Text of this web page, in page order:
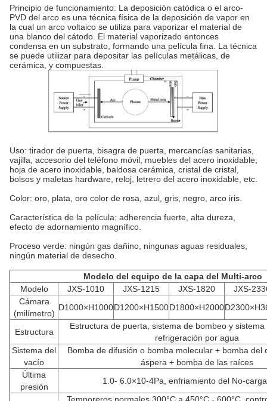
Principio de funcionamiento: La deposición catódica o el arco-
PVD del arco es una técnica física de la deposición de vapor en
la cual un arco voltaico se utiliza para vaporizar el material de
una blanco del cátodo. El material vaporizado entonces
condensa en un substrato, formando una película fina. La técnica
se puede utilizar para depositar las películas metálicas, de
cerámica, y compuestas.
Uso: tirador de puerta, bisagra de puerta, mercancías sanitarias,
vajilla, accesorio del teléfono móvil, muebles del acero inoxidable,
hoja de acero inoxidable, baldosa cerámica, cristal de cristal,
bolsos y maletas hardware, reloj, letrero del acero inoxidable, etc.
Color: oro, plata, oro color de rosa, azul, gris, negro, arco iris.
Característica de la película: adherencia fuerte, alta dureza,
efecto de adornamiento magnífico.
Proceso verde: ningún gas dañino, ningunas aguas residuales,
ningún material de desecho.
Modelo del equipo de la capa del Multi-arco
Modelo
JXS-1010 JXS-1215 JXS-1820
JXS-
Cámara
(milímetro)
D1000×H1000D1200×H1500D1800×H2000
Estructura
Estructura de puerta, sistema de bombeo y
refrigeración por agua
Sistema del
vacío
Bomba de difusión o bomba molecular + bomba del
áspera + bomba de las raíces
Última
presión
1.0- 6.0×10-4Pa, enfriamiento del No-
Temporeros normales 300°C a 450°C - 600°C,